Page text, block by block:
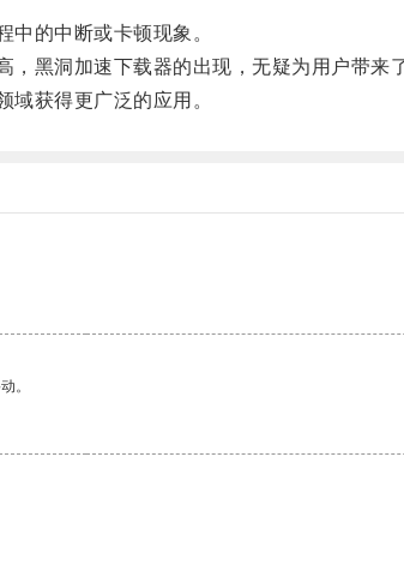
的中断或卡顿现象。
洞加速下载器的出现，无疑为用户带来
获得更广泛的应用。
。